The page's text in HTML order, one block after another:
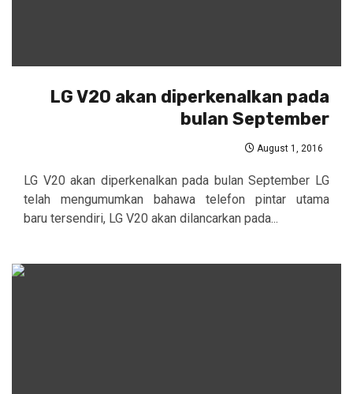
LG V20 akan diperkenalkan pada
bulan September
August 1, 2016
LG V20 akan diperkenalkan pada bulan September LG
telah mengumumkan bahawa telefon pintar utama
baru tersendiri, LG V20 akan dilancarkan pada...